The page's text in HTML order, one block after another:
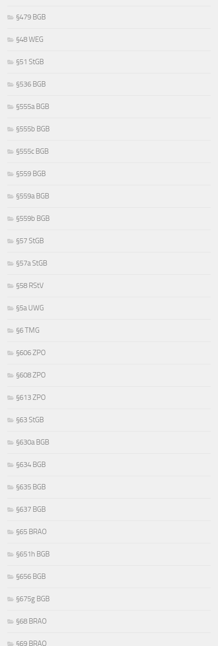
§479 BGB
§48 WEG
§51 StGB
§536 BGB
§555a BGB
§555b BGB
§555c BGB
§559 BGB
§559a BGB
§559b BGB
§57 StGB
§57a StGB
§58 RStV
§5a UWG
§6 TMG
§606 ZPO
§608 ZPO
§613 ZPO
§63 StGB
§630a BGB
§634 BGB
§635 BGB
§637 BGB
§65 BRAO
§651h BGB
§656 BGB
§675g BGB
§68 BRAO
§69 BRAO